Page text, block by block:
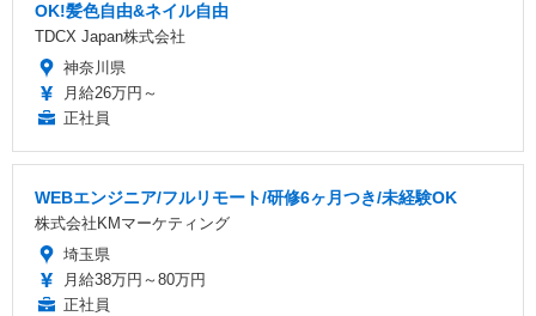
OK!髪色自由&ネイル自由
TDCX Japan株式会社
神奈川県
月給26万円～
正社員
WEBエンジニア/フルリモート/研修6ヶ月つき/未経験OK
株式会社KMマーケティング
埼玉県
月給38万円～80万円
正社員